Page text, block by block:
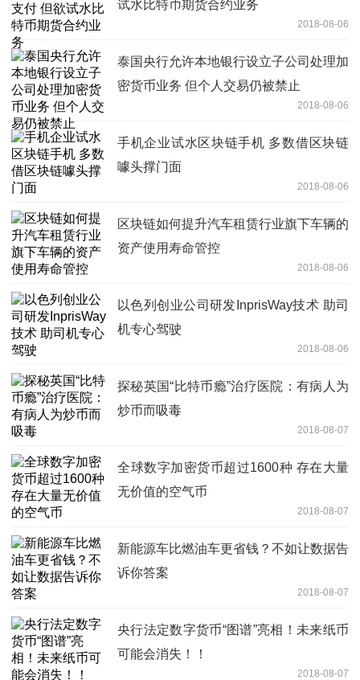
试水比特币期货合约业务
2018-08-06
泰国央行允许本地银行设立子公司处理加
密货币业务 但个人交易仍被禁止
2018-08-06
手机企业试水区块链手机 多数借区块链
噱头撑门面
2018-08-06
区块链如何提升汽车租赁行业旗下车辆的
资产使用寿命管控
2018-08-06
以色列创业公司研发InprisWay技术 助司
机专心驾驶
2018-08-06
探秘英国“比特币瘾”治疗医院：有病人为
炒币而吸毒
2018-08-07
全球数字加密货币超过1600种 存在大量
无价值的空气币
2018-08-07
新能源车比燃油车更省钱？不如让数据告
诉你答案
2018-08-07
央行法定数字货币“图谱”亮相！未来纸币
可能会消失！！
2018-08-07